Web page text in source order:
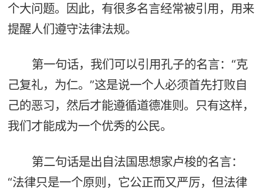
个大问题。因此，有很多名言经常被引用，用来
提醒人们遵守法律法规。
第一句话，我们可以引用孔子的名言：“克
己复礼，为仁。”这是说一个人必须首先打败自
己的恶习，然后才能遵循道德准则。只有这样，
我们才能成为一个优秀的公民。
第二句话是出自法国思想家卢梭的名言：
“法律只是一个原则，它公正而又严厉，但法律